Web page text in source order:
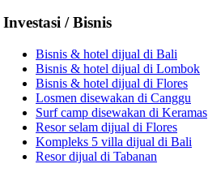
Investasi / Bisnis
Bisnis & hotel dijual di Bali
Bisnis & hotel dijual di Lombok
Bisnis & hotel dijual di Flores
Losmen disewakan di Canggu
Surf camp disewakan di Keramas
Resor selam dijual di Flores
Kompleks 5 villa dijual di Bali
Resor dijual di Tabanan